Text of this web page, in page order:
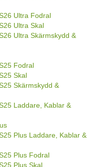
Ultra Fodral
Ultra Skal
Ultra Skärmskydd &
Fodral
Skal
Skärmskydd &
Laddare, Kablar &
Plus Laddare, Kablar &
Plus Fodral
Plus Skal